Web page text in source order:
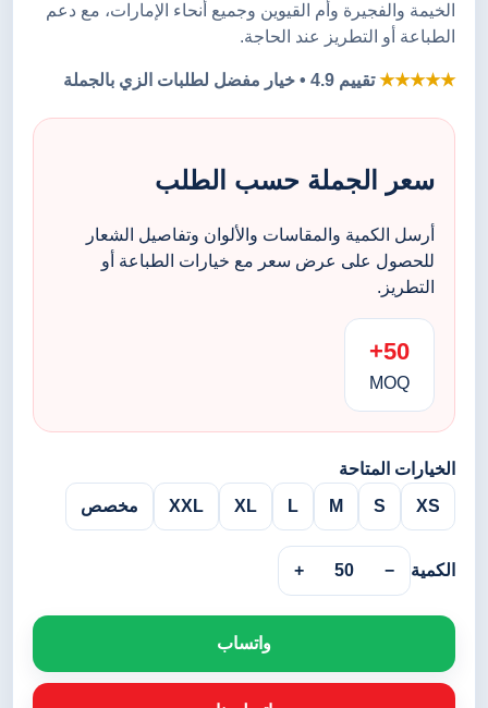
الخيمة والفجيرة وأم القيوين وجميع أنحاء الإمارات، مع دعم
الطباعة أو التطريز عند الحاجة.
★★★★★تقييم 4.9 • خيار مفضل لطلبات الزي بالجملة
سعر الجملة حسب الطلب
أرسل الكمية والمقاسات والألوان وتفاصيل الشعار
للحصول على عرض سعر مع خيارات الطباعة أو
التطريز.
50+
MOQ
الخيارات المتاحة
XS
S
M
L
XL
XXL مخصص
الكمية −
50
+
واتساب